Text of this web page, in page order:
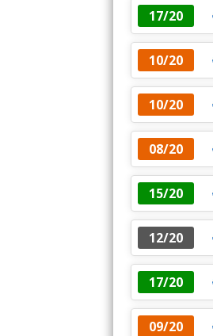
17/20
10/20
10/20
08/20
15/20
12/20
17/20
09/20